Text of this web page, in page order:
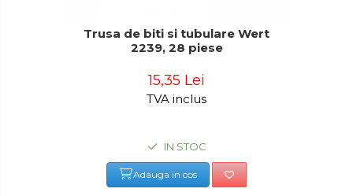
Trusa de biti si tubulare Wert
2239, 28 piese
15,35 Lei
TVA inclus
IN STOC
Adauga in cos